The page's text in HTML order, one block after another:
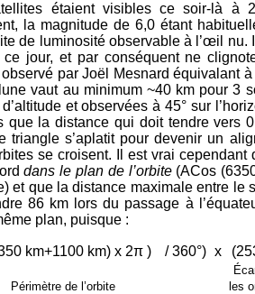
étaient visibles ce soir-là à
la magnitude de 6,0 étant
de luminosité observable à l’œil nu.
jour, et par conséquent ne
par Joël Mesnard équivalant
vaut au minimum ~40 km pour 3
et observées à 45° sur
que la distance qui doit tendre vers
triangle s’aplatit pour devenir un
se croisent. Il est vrai cependant
dans le plan de l’orbite(ACos
et que la distance maximale entre le
86 km lors du passage à
plan, puisque :
km+1100 km) x 2π ) / 360°) x
Périmètre de l’orbite
les